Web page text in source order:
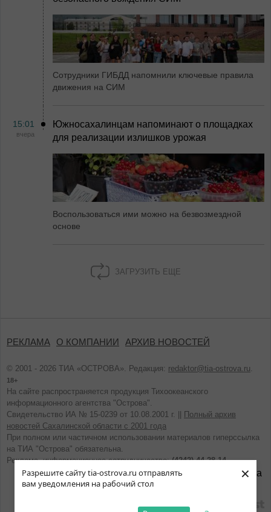
Разрешите сайту tia-ostrova.ru отправлять
вам уведомления на рабочий стол
×
Сотрудники ГИБДД напомнили ключевые правила
движения на СИМ
15:01
вчера
Южносахалинцам напоминают о площадках
для реализации излишков урожая
Воспользоваться ими можно на безвозмездной
основе
ЗАГРУЗИТЬ ЕЩЕ
РЕКЛАМА О КОМПАНИИ АРХИВ НОВОСТЕЙ
© 2001 - 2026 ТИА «ОСТРОВА». Редакция: redaktor@tia-ostrova.ru.
18+
На сайте распространяется продукция Тихоокеанского
информационного агентства "Острова".
Свидетельство ИА № 15-0239 от 10.08.2001 г. ||
Полный архив
новостей Сахалинской области с 2001 года
При полном или частичном использовании материалов гиперссылка
на ТИА "Острова" обязательна.
Реклама, информационное сотрудничество:(4242) 44-28-14.
разработано